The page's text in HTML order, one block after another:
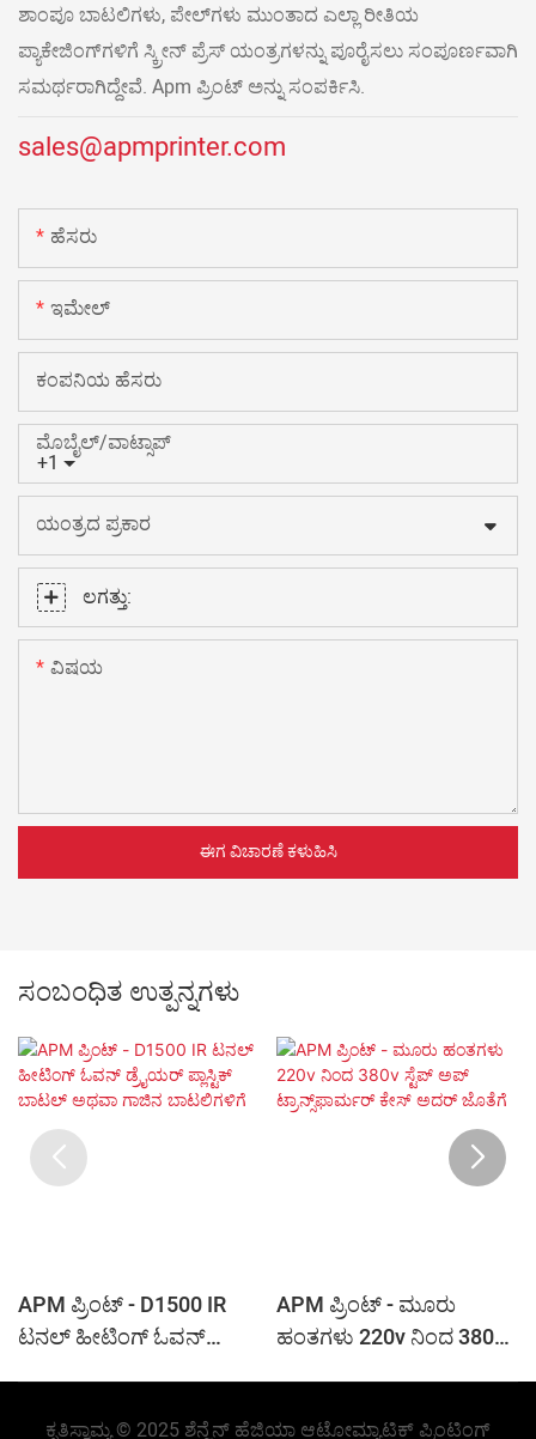
ಶಾಂಪೂ ಬಾಟಲಿಗಳು, ಪೇಲ್‌ಗಳು ಮುಂತಾದ ಎಲ್ಲಾ ರೀತಿಯ
ಪ್ಯಾಕೇಜಿಂಗ್‌ಗಳಿಗೆ ಸ್ಕ್ರೀನ್ ಪ್ರೆಸ್ ಯಂತ್ರಗಳನ್ನು ಪೂರೈಸಲು ಸಂಪೂರ್ಣವಾಗಿ
ಸಮರ್ಥರಾಗಿದ್ದೇವೆ. Apm ಪ್ರಿಂಟ್ ಅನ್ನು ಸಂಪರ್ಕಿಸಿ.
sales@apmprinter.com
ಹೆಸರು
ಇಮೇಲ್
ಕಂಪನಿಯ ಹೆಸರು
+1
ಮೊಬೈಲ್/ವಾಟ್ಸಾಪ್
ಯಂತ್ರದ ಪ್ರಕಾರ
ಲಗತ್ತು:
ವಿಷಯ
ಈಗ ವಿಚಾರಣೆ ಕಳುಹಿಸಿ
ಸಂಬಂಧಿತ ಉತ್ಪನ್ನಗಳು
APM ಪ್ರಿಂಟ್ - D1500 IR
ಟನಲ್ ಹೀಟಿಂಗ್ ಓವನ್
APM ಪ್ರಿಂಟ್ - ಮೂರು
ಹಂತಗಳು 220v ನಿಂದ 380v
ಕೃತಿಸ್ವಾಮ್ಯ © 2025 ಶೆನ್ಜೆನ್ ಹೆಜಿಯಾ ಆಟೋಮ್ಯಾಟಿಕ್ ಪ್ರಿಂಟಿಂಗ್